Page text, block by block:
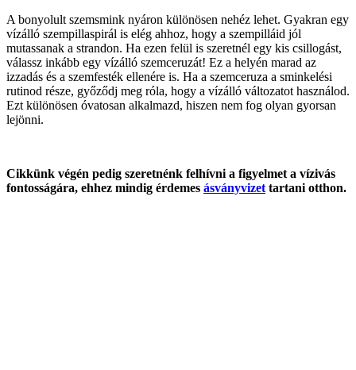
A bonyolult szemsmink nyáron különösen nehéz lehet. Gyakran egy
vízálló szempillaspirál is elég ahhoz, hogy a szempilláid jól
mutassanak a strandon. Ha ezen felül is szeretnél egy kis csillogást,
válassz inkább egy vízálló szemceruzát! Ez a helyén marad az
izzadás és a szemfesték ellenére is. Ha a szemceruza a sminkelési
rutinod része, győződj meg róla, hogy a vízálló változatot használod.
Ezt különösen óvatosan alkalmazd, hiszen nem fog olyan gyorsan
lejönni.
Cikkünk végén pedig szeretnénk felhívni a figyelmet a vízivás
fontosságára, ehhez mindig érdemes ásványvizet tartani otthon.